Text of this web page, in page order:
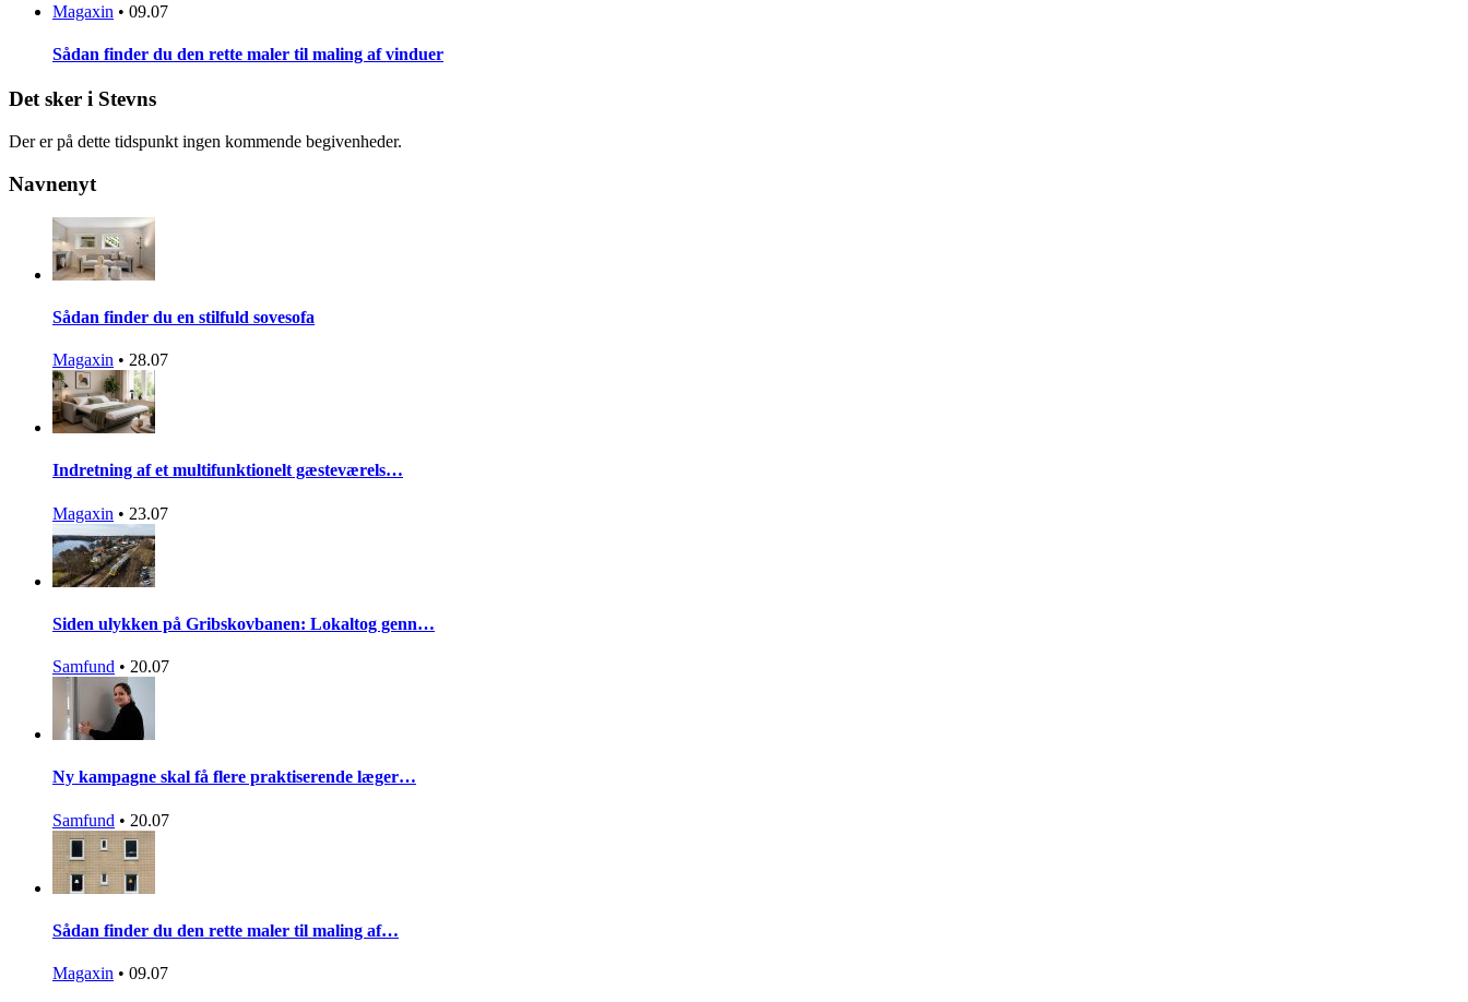
Magaxin • 09.07
Sådan finder du den rette maler til maling af vinduer
Det sker i Stevns
Der er på dette tidspunkt ingen kommende begivenheder.
Navnenyt
Sådan finder du en stilfuld sovesofa
Magaxin • 28.07
Indretning af et multifunktionelt gæsteværels…
Magaxin • 23.07
Siden ulykken på Gribskovbanen: Lokaltog genn…
Samfund • 20.07
Ny kampagne skal få flere praktiserende læger…
Samfund • 20.07
Sådan finder du den rette maler til maling af…
Magaxin • 09.07